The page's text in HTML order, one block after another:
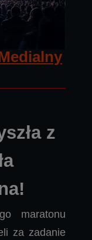
z
maratonu
za zadanie